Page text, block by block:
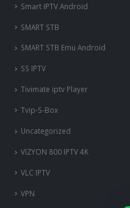
Smart IPTV Android
SMART STB
SMART STB Emu Android
SS IPTV
Tivimate iptv Player
Tvip-S-Box
Uncategorized
VIZYON 800 IPTV 4K
VLC IPTV
VPN